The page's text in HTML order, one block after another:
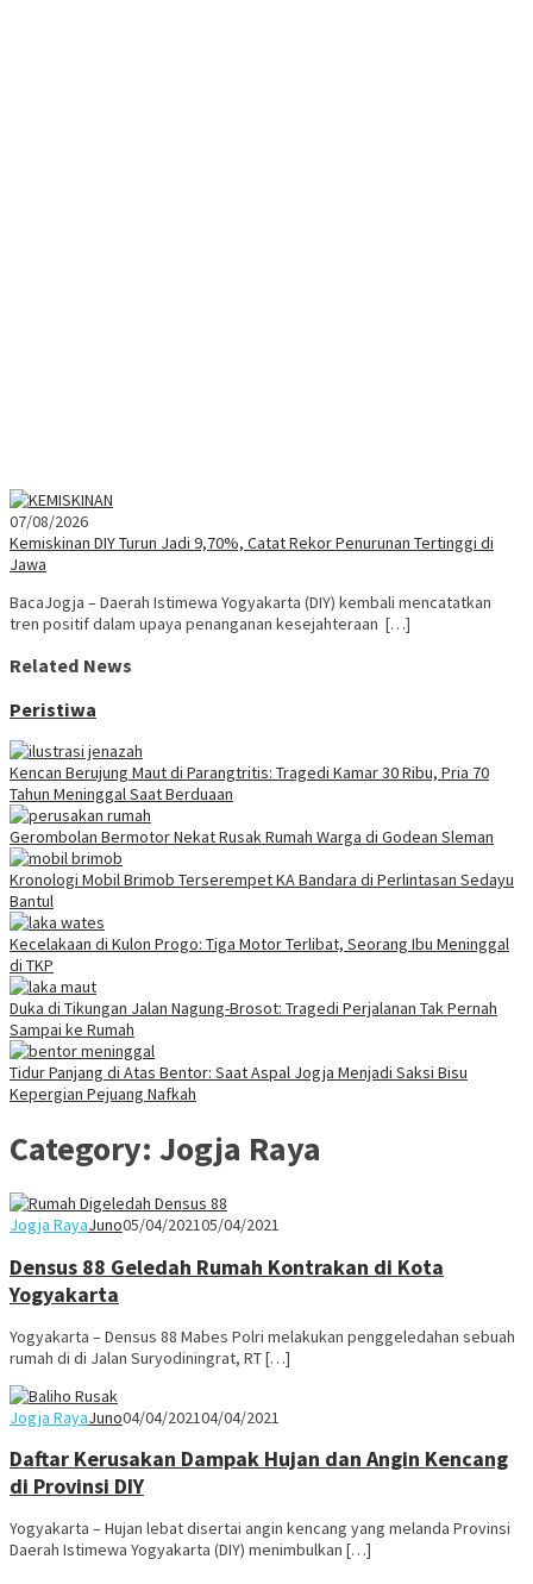
07/08/2026
Kemiskinan DIY Turun Jadi 9,70%, Catat Rekor Penurunan Tertinggi di
Jawa
BacaJogja – Daerah Istimewa Yogyakarta (DIY) kembali mencatatkan
tren positif dalam upaya penanganan kesejahteraan […]
Related News
Peristiwa
Kencan Berujung Maut di Parangtritis: Tragedi Kamar 30 Ribu, Pria 70
Tahun Meninggal Saat Berduaan
Gerombolan Bermotor Nekat Rusak Rumah Warga di Godean Sleman
Kronologi Mobil Brimob Terserempet KA Bandara di Perlintasan Sedayu
Bantul
Kecelakaan di Kulon Progo: Tiga Motor Terlibat, Seorang Ibu Meninggal
di TKP
Duka di Tikungan Jalan Nagung-Brosot: Tragedi Perjalanan Tak Pernah
Sampai ke Rumah
Tidur Panjang di Atas Bentor: Saat Aspal Jogja Menjadi Saksi Bisu
Kepergian Pejuang Nafkah
Category: Jogja Raya
Jogja RayaJuno05/04/202105/04/2021
Densus 88 Geledah Rumah Kontrakan di Kota
Yogyakarta
Yogyakarta – Densus 88 Mabes Polri melakukan penggeledahan sebuah
rumah di di Jalan Suryodiningrat, RT […]
Jogja RayaJuno04/04/202104/04/2021
Daftar Kerusakan Dampak Hujan dan Angin Kencang
di Provinsi DIY
Yogyakarta – Hujan lebat disertai angin kencang yang melanda Provinsi
Daerah Istimewa Yogyakarta (DIY) menimbulkan […]